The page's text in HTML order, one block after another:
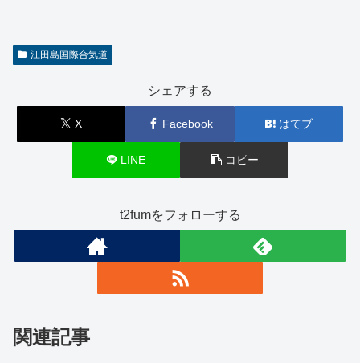
江田島国際合気道
シェアする
X Facebook はてブ
LINE コピー
t2fumをフォローする
関連記事